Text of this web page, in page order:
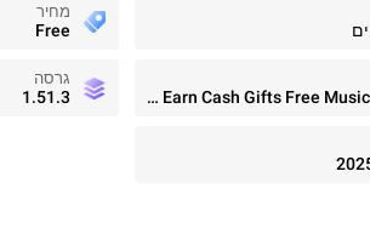
מחיר
Free
Current Rewards: Earn Cash Gifts Free Music Player
גרסה
1.51.3